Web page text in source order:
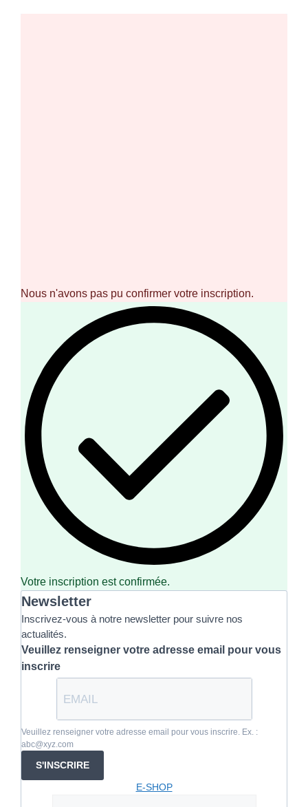
Nous n'avons pas pu confirmer votre inscription.
Votre inscription est confirmée.
Newsletter
Inscrivez-vous à notre newsletter pour suivre nos
actualités.
Veuillez renseigner votre adresse email pour vous
inscrire
Veuillez renseigner votre adresse email pour vous inscrire. Ex. :
abc@xyz.com
S'INSCRIRE
E-SHOP